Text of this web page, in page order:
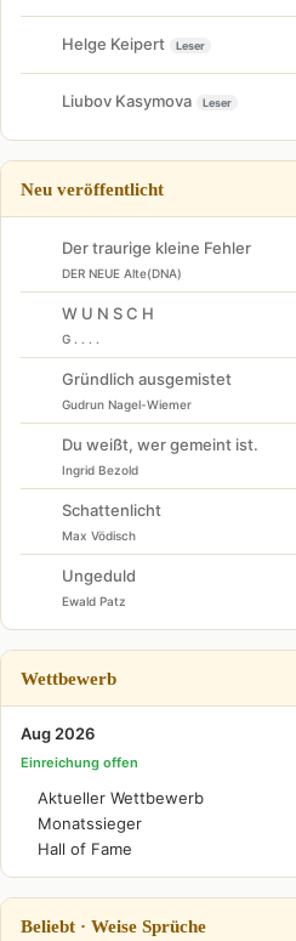
Helge Keipert Leser
Liubov Kasymova Leser
Neu veröffentlicht
Der traurige kleine Fehler
DER NEUE Alte(DNA)
W U N S C H
G . . . .
Gründlich ausgemistet
Gudrun Nagel-Wiemer
Du weißt, wer gemeint ist.
Ingrid Bezold
Schattenlicht
Max Vödisch
Ungeduld
Ewald Patz
Wettbewerb
Aug 2026
Einreichung offen
Aktueller Wettbewerb
Monatssieger
Hall of Fame
Beliebt · Weise Sprüche